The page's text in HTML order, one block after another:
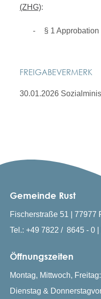
(ZHG):
§ 1
FREIGABEVERMERK
30.01.2026
Gemeinde Rust
Fischerstraße 51 | 77977
Tel.: +49 7822 / 8645 - 0
Öffnungszeiten
Montag, Mittwoch,
Dienstag &